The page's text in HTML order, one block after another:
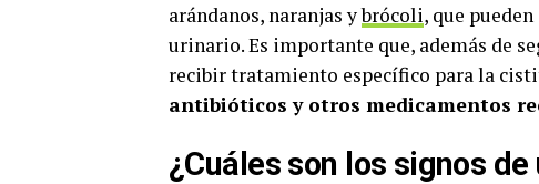
arándanos, naranjas ybrócoli, que
urinario. Es importante que, además de
recibir tratamiento específico para la
antibióticos y otros medicamentos
¿Cuáles son los signos